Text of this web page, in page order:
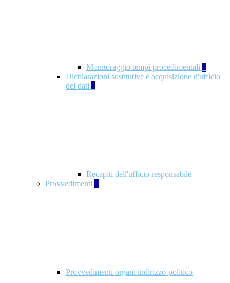
Monitoraggio tempi procedimentali 4
Dichiarazioni sostitutive e acquisizione d'ufficio
dei dati 1
Recapiti dell'ufficio responsabile
Provvedimenti 3
Provvedimenti organi indirizzo-politico